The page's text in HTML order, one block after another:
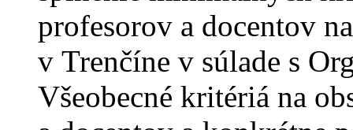
profesorov a docentov
v Trenčíne v súlade s
Všeobecné kritériá na